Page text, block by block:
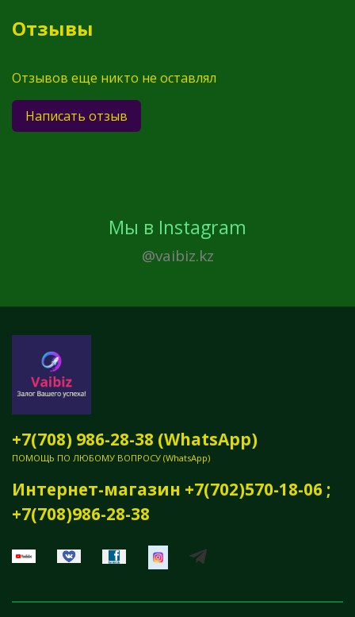
Отзывы
Отзывов еще никто не оставлял
Написать отзыв
Мы в Instagram
@vaibiz.kz
+7(708) 986-28-38 (WhatsApp)
ПОМОЩЬ ПО ЛЮБОМУ ВОПРОСУ (WhatsApp)
Интернет-магазин +7(702)570-18-06 ;
+7(708)986-28-38